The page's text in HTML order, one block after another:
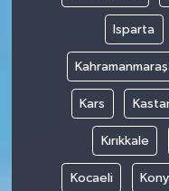
Isparta
Kahramanmaraş
Kars
Kırıkkale
Kocaeli